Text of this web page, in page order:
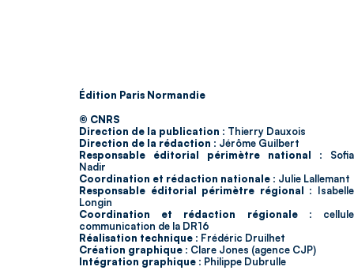
Édition Paris Normandie
© CNRS
Direction de la publication : Thierry Dauxois
Direction de la rédaction : Jérôme Guilbert
Responsable éditorial périmètre national : Sofia
Nadir
Coordination et rédaction nationale : Julie Lallemant
Responsable éditorial périmètre régional : Isabelle
Longin
Coordination et rédaction régionale : cellule
communication de la DR16
Réalisation technique : Frédéric Druilhet
Création graphique : Clare Jones (agence CJP)
Intégration graphique : Philippe Dubrulle